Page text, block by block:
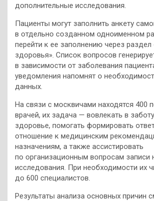
дополнительные исследования.
Пациенты могут заполнить анкету
в отдельно созданном одноименном
перейти к ее заполнению через
здоровья». Список вопросов
в зависимости от заболевания
уведомления напомнят о
данных.
На связи с москвичами находятся 400
врачей, их задача — вовлекать в
здоровье, помогать формировать
отношение к медицинским
назначениям, а также ассистировать
по организационным вопросам записи
исследования. При необходимости их
до 600 специалистов.
Результаты анализа основных причин